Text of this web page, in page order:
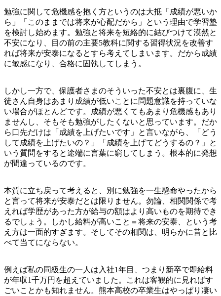
勉強に関して危機感を抱く方というのは大抵「成績が悪いか
ら」「このままでは将来が心配だから」という理由で学習塾
を検討し始めます。勉強と将来を短絡的に結びつけて漠然と
不安になり、目の前の主要5教科に関する習得状況を改善す
れば将来が安泰になるとすら考えてしまいます。だから成績
に敏感になり、合格に固執してしまう。
しかし一方で、保護者さまのそういった不安とは裏腹に、生
徒さん自身はあまり成績が低いことに問題意識を持っていな
い場合がほとんどです。成績が悪くてもあまり危機感もあり
ませんし、そもそも勉強がしたくないと思っています。だか
ら口先だけは「成績を上げたいです」と言いながら、「どう
して成績を上げたいの？」「成績を上げてどうするの？」と
いう質問をすると途端に言葉に窮してしまう。根本的に発想
が間違っているのです。
本質に立ち戻って考えると、別に勉強を一生懸命やったから
と言って将来が安泰だとは限りません。勿論、相関関係で考
えれば学歴があった方が給与の額はより高いものを期待でき
るでしょう。しかし給料が高いこと＝将来の安泰、という考
え方は一面的すぎます。そしてその相関は、明らかに昔と比
べて当てにならない。
例えば私の同級生の一人は入社1年目、つまり新卒で即給料
が年収1千万円を超えていました。これは客観的に見ればす
ごいことかも知れません。熊本高校の卒業生はやっぱり凄い